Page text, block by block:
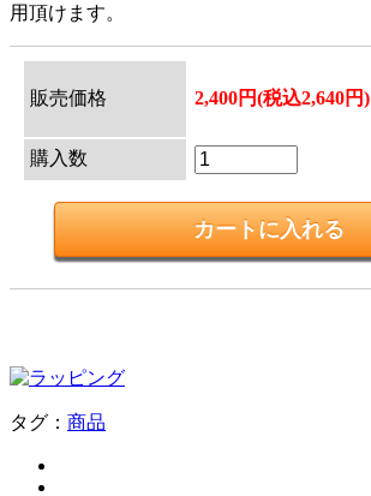
用頂けます。
販売価格 2,400円(税込2,640円)
購入数
タグ： 商品